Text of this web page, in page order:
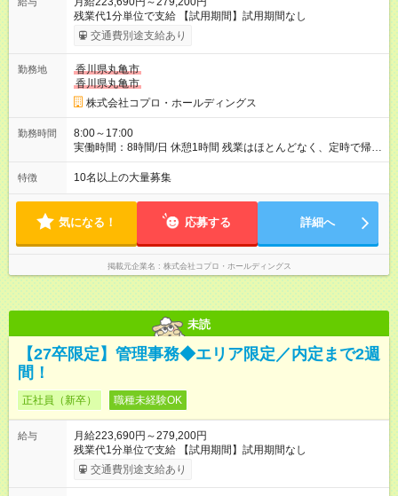
残業代1分単位で支給 【試用期間】試用期間なし
交通費別途支給あり
勤務地
香川県丸亀市
香川県丸亀市
株式会社コプロ・ホールディングス
勤務時間
8:00～17:00
実働時間：8時間/日 休憩1時間 残業はほとんどなく、定時で帰れ
る日が多い働き方です。 毎日の業務は進捗管理や事務が中心な
ので、 「今日やるべき仕事」が終われば、自然と区切りをつけ
方を大切にしています。
特徴 10名以上の大量募集
気になる！ 応募する 詳細へ
掲載元企業名 株式会社コプロ・ホールディングス
未読
【27卒限定】管理事務◆エリア限定／内定まで2週
間！
正社員（新卒） 職種未経験OK
給与
月給223,690円～279,200円
残業代1分単位で支給 【試用期間】試用期間なし
交通費別途支給あり